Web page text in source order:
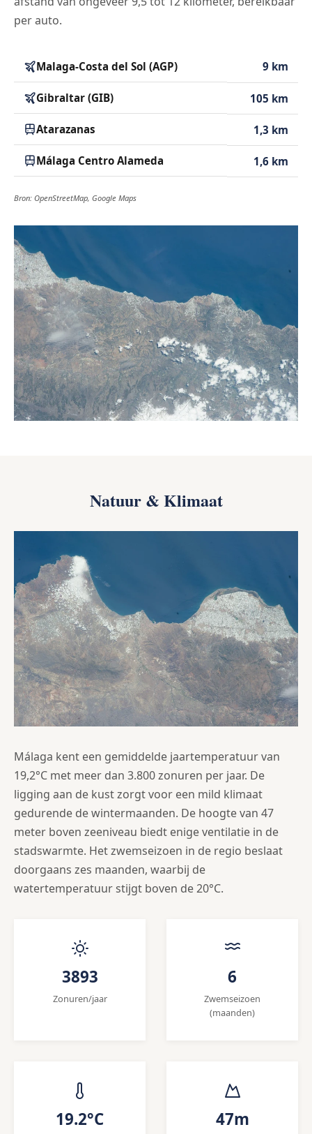
per auto.
Malaga-Costa del Sol (AGP) 9 km
Gibraltar (GIB) 105 km
Atarazanas 1,3 km
Málaga Centro Alameda 1,6 km
Bron: OpenStreetMap, Google Maps
Natuur & Klimaat
Málaga kent een gemiddelde jaartemperatuur van
19,2°C met meer dan 3.800 zonuren per jaar. De
ligging aan de kust zorgt voor een mild klimaat
gedurende de wintermaanden. De hoogte van 47
meter boven zeeniveau biedt enige ventilatie in de
stadswarmte. Het zwemseizoen in de regio beslaat
doorgaans zes maanden, waarbij de
watertemperatuur stijgt boven de 20°C.
3893
Zonuren/jaar
6
Zwemseizoen
(maanden)
19.2°C 47m